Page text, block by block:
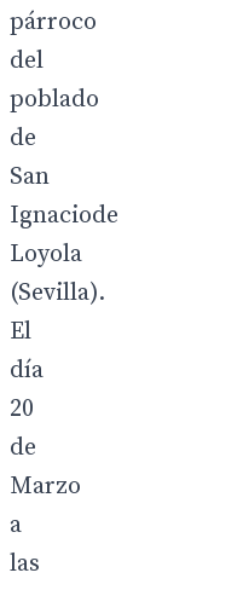
párroco
del
poblado
de
San
Ignaciode
Loyola
(Sevilla).
El
día
20
de
Marzo
a
las